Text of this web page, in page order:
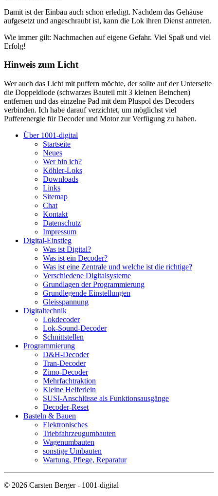
Damit ist der Einbau auch schon erledigt. Nachdem das Gehäuse
aufgesetzt und angeschraubt ist, kann die Lok ihren Dienst antreten.
Wie immer gilt: Nachmachen auf eigene Gefahr. Viel Spaß und viel
Erfolg!
Hinweis zum Licht
Wer auch das Licht mit puffern möchte, der sollte auf der Unterseite
die Doppeldiode (schwarzes Bauteil mit 3 kleinen Beinchen)
entfernen und das einzelne Pad mit dem Pluspol des Decoders
verbinden. Ich habe darauf verzichtet, um möglichst viel
Pufferenergie für Decoder und Motor zur Verfügung zu haben.
Über 1001-digital
Startseite
Neues
Wer bin ich?
Köhler-Loks
Downloads
Links
Sitemap
Chat
Kontakt
Datenschutz
Impressum
Digital-Einstieg
Was ist Digital?
Was ist ein Decoder?
Was ist eine Zentrale und welche ist die richtige?
Verschiedene Digitalsysteme
Grundlagen der Programmierung
Grundlegende Einstellungen
Gleisspannung
Digitaltechnik
Lokdecoder
Lok-Sound-Decoder
Schnittstellen
Programmierung
D&H-Decoder
Tran-Decoder
Zimo-Decoder
Mehrfachtraktion
Kleine Helferlein
SUSI-Anschlüsse als Funktionsausgänge
Decoder-Reset
Basteln & Bauen
Elektronisches
Triebfahrzeugumbauten
Wagenumbauten
sonstige Umbauten
Wartung, Pflege, Reparatur
© 2026 Carsten Berger - 1001-digital